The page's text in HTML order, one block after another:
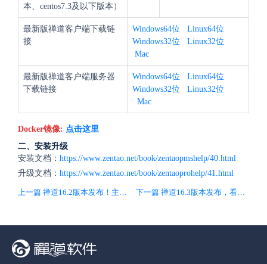
本、centos7.3及以下版本）
最新版禅道客户端下载链
接
Windows64位
Linux64位
Windows32位
Linux32位
Mac
最新版禅道客户端服务器
下载链接
Windows64位
Linux64位
Windows32位
Linux32位
Mac
Docker镜像: 点击这里
二、安装升级
安装文档： https://www.zentao.net/book/zentaopmshelp/40.html
升级文档： https://www.zentao.net/book/zentaoprohelp/41.html
上一篇 禅道16.2版本发布！主要新增专业研发看板，修复Bug 下一篇 禅道16.3版本发布，看板新增卡片导入、自定义列宽、自定义泳道高度、设置卡片完成状态等功能